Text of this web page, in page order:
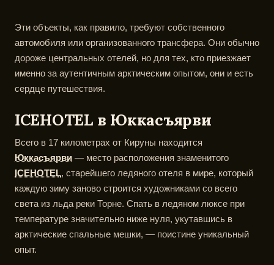
Эти объекты, как правило, требуют собственного
автомобиля или организованного трансфера. Они обычно
дороже центральных отелей, но для тех, кто приезжает
именно за аутентичным арктическим опытом, они и есть
сердце путешествия.
ICEHOTEL в Юккасъярви
Всего в 17 километрах от Кируны находится
Юккасъярви — место расположения знаменитого
ICEHOTEL, старейшего ледяного отеля в мире, который
каждую зиму заново строится художниками со всего
света из льда реки Торне. Спать в ледяном люксе при
температуре значительно ниже нуля, укутавшись в
арктические спальные мешки, — поистине уникальный
опыт.